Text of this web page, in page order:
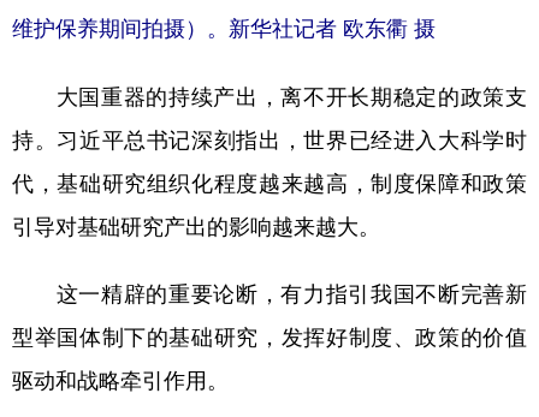
维护保养期间拍摄）。新华社记者 欧东衢 摄
大国重器的持续产出，离不开长期稳定的政策支
持。习近平总书记深刻指出，世界已经进入大科学时
代，基础研究组织化程度越来越高，制度保障和政策
引导对基础研究产出的影响越来越大。
这一精辟的重要论断，有力指引我国不断完善新
型举国体制下的基础研究，发挥好制度、政策的价值
驱动和战略牵引作用。